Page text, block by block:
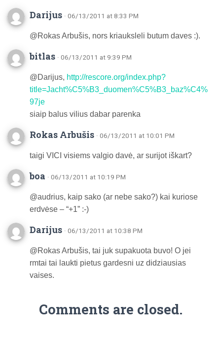
Darijus · 06/13/2011 at 8:33 PM
@Rokas Arbušis, nors kriauksleli butum daves :).
bitlas · 06/13/2011 at 9:39 PM
@Darijus, http://rescore.org/index.php?
title=Jacht%C5%B3_duomen%C5%B3_baz%C4%
97je
siaip balus vilius dabar parenka
Rokas Arbušis · 06/13/2011 at 10:01 PM
taigi VICI visiems valgio davė, ar surijot iškart?
boa · 06/13/2011 at 10:19 PM
@audrius, kaip sako (ar nebe sako?) kai kuriose
erdvėse – “+1” :-)
Darijus · 06/13/2011 at 10:38 PM
@Rokas Arbušis, tai juk supakuota buvo! O jei
rmtai tai laukti pietus gardesni uz didziausias
vaises.
Comments are closed.